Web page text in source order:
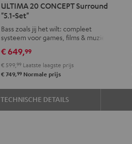
20
CONCEPT
Surround
"5.1-
Set"
Zwart
20
CONCEPT
Surround
"5.1-
Set"
Wit
ULTIMA 20 CONCEPT Surround
"5.1-Set"
Bass zoals jij het wilt: compleet
systeem voor games, films & muziek
€ 649,99
€ 599, 99Laatste laagste prijs
€ 749,99Normale prijs
TECHNISCHE DETAILS